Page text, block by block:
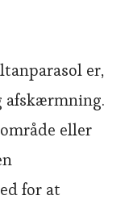
er,
afskærmning.
eller
for at